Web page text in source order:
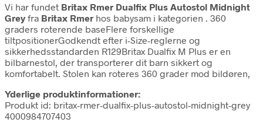
Vi har fundet Britax Rmer Dualfix Plus Autostol Midnight
Greyfra Britax Rmer hos babysam i kategorien . 360
graders roterende baseFlere forskellige
tiltpositionerGodkendt efter i-Size-reglerne og
sikkerhedsstandarden R129Britax Dualfix M Plus er en
bilbarnestol, der transporterer dit barn sikkert og
komfortabelt. Stolen kan roteres 360 grader mod bildøren,
Yderlige produktinformationer:
Produkt id: britax-rmer-dualfix-plus-autostol-midnight-grey
4000984707403